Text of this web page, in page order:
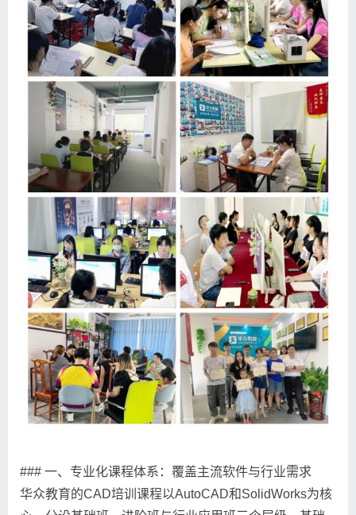
### 一、专业化课程体系：覆盖主流软件与行业需求
华众教育的CAD培训课程以AutoCAD和SolidWorks为核